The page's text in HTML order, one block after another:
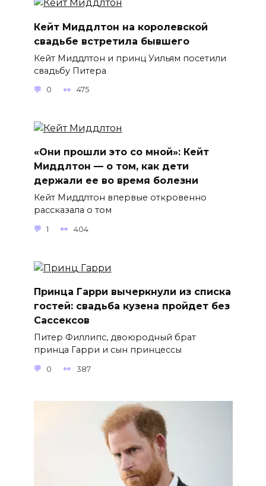
Кейт Миддлтон на королевской
свадьбе встретила бывшего
Кейт Миддлтон и принц Уильям посетили
свадьбу Питера
0 475
«Они прошли это со мной»: Кейт
Миддлтон — о том, как дети
держали ее во время болезни
Кейт Миддлтон впервые откровенно
рассказала о том
1 404
Принца Гарри вычеркнули из списка
гостей: свадьба кузена пройдет без
Сассексов
Питер Филлипс, двоюродный брат
принца Гарри и сын принцессы
0 387